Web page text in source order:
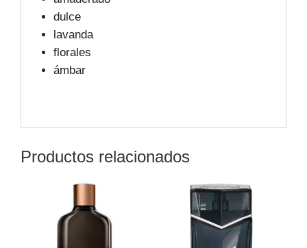
dulce
lavanda
florales
ámbar
Productos relacionados